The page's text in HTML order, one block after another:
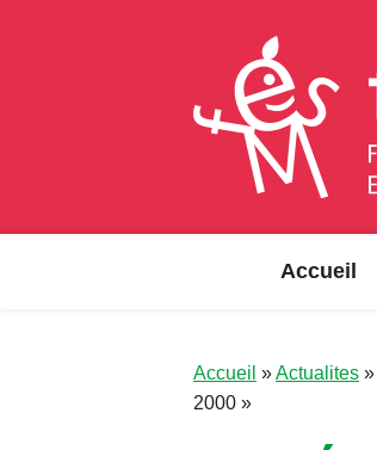
Accueil
Accueil »Actualites »
2000 »